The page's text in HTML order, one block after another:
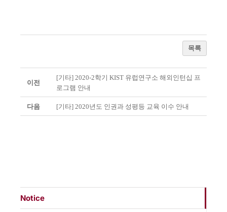
목록
이전
[기타] 2020-2학기 KIST 유럽연구소 해외인턴십 프
로그램 안내
다음 [기타] 2020년도 인권과 성평등 교육 이수 안내
Notice